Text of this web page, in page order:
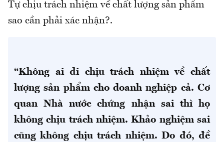
Tự chịu trách nhiệm về chất lượng sản phẩm
sao cần phải xác nhận?.
“Không ai đi chịu trách nhiệm về chất
lượng sản phẩm cho doanh nghiệp cả. Cơ
quan Nhà nước chứng nhận sai thì họ
không chịu trách nhiệm. Khảo nghiệm sai
cũng không chịu trách nhiệm. Do đó, đề